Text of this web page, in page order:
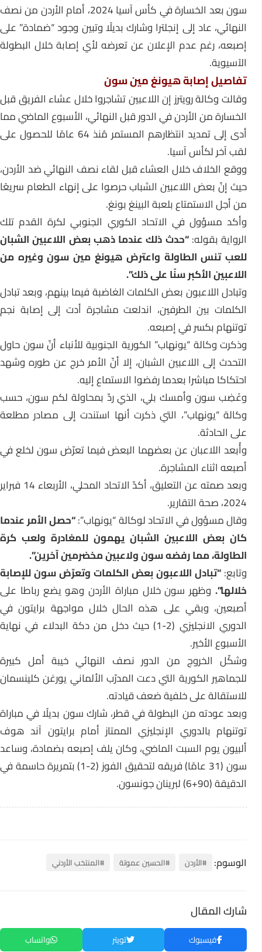
سون بعد الخسارة في كأس آسيا 2024، أمام الأردن من نصف
النهائي، عاد إلى إنجلترا وشارك بديلًا وتبين وجود “ضمادة” على
إصبعه، رغم عدم الإعلان عن تعرضه لأي إصابة خلال البطولة
الآسيوية.
تفاصيل إصابة هيونغ مين سون
وقالت وكالة رويترز إن اللاعبين تشاجروا خلال عشاء الفريق قبل
الخسارة من الأردن في الدور قبل النهائي، الأسبوع الماضي مما
أدى إلى تمديد انتظارهم المستمر مُنذ 64 عامًا للحصول على
لقب آخر لكأس آسيا.
ووقع الخلاف خلال العشاء قبل لقاء نصف النهائي ضد الأردن،
حيث إنّ بعض اللاعبين الشباب حرصوا على إنهاء الطعام سريعًا
من أجل الاستمتاع بلعبة البينغ بونغ.
وأكد مسؤول في الاتحاد الكوري الجنوبي لكرة القدم تلك
الرواية بقوله:“حدث ذلك عندما ذهب بعض اللاعبين الشبان
للعب تنس الطاولة واعترض هيونغ مين سون وغيره من
اللاعبين الأكبر سنًا على ذلك”.
وتبادل اللاعبون بعض الكلمات الغاضبة فيما بينهم، وبعد تبادل
الكلمات بين الطرفين، اندلعت مشاجرة أدت إلى إصابة نجم
توتنهام بكسر في إصبعه.
وذكرت وكالة “يونهاب” الكورية الجنوبية للأنباء أنّ سون حاول
التحدث إلى اللاعبين الشبان، إلا أنّ الأمر خرج عن طوره وشهد
احتكاكا مباشرا بعدما رفضوا الاستماع إليه.
وغَضِب سون وأمسك بلي، الذي ردّ بمحاولة لكم سون، حسب
وكالة “يونهاب”، التي ذكرت أنها استندت إلى مصادر مطلعة
على الحادثة.
وأُبعد اللاعبان عن بعضهما البعض فيما تعرّض سون لخلع في
أصبعه اثناء المشاجرة.
وبعد صمته عن التعليق، أكدّ الاتحاد المحلي، الأربعاء 14 فبراير
2024، صحة التقارير.
وقال مسؤول في الاتحاد لوكالة “يونهاب”:“حصل الأمر عندما
كان بعض اللاعبين الشبان يهمون للمغادرة ولعب كرة
الطاولة، مما رفضه سون ولاعبين مخضرمين آخرين”.
وتابع:“تبادل اللاعبون بعض الكلمات وتعرّض سون للإصابة
خلالها”.وظهر سون خلال مباراة الأردن وهو يضع رباطا على
أصبعين، وبقي على هذه الحال خلال مواجهة برايتون في
الدوري الانجليزي (2-1) حيث دخل من دكة البدلاء في نهاية
الأسبوع الأخير.
وشكّل الخروج من الدور نصف النهائي خيبة أمل كبيرة
للجماهير الكورية التي دعت المدرّب الألماني يورغن كلينسمان
للاستقالة على خلفية ضعف قيادته.
وبعد عودته من البطولة في قطر، شارك سون بديلًا في مباراة
توتنهام بالدوري الإنجليزي الممتاز أمام برايتون آند هوف
ألبيون يوم السبت الماضي، وكان يلف إصبعه بضمادة، وساعد
سون (31 عامًا) فريقه لتحقيق الفوز (2-1) بتمريرة حاسمة في
الدقيقة (90+6) لبرينان جونسون.
الوسوم: #الأردن #الحسين عموتة #المنتخب الأردني
شارك المقال
فيسبوك تويتر واتساب